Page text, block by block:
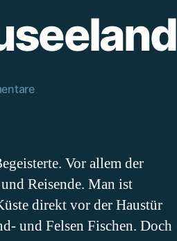
zu
Vor allem der
Reisende. Man ist
direkt vor der Haustür
und Felsen Fischen. Doch